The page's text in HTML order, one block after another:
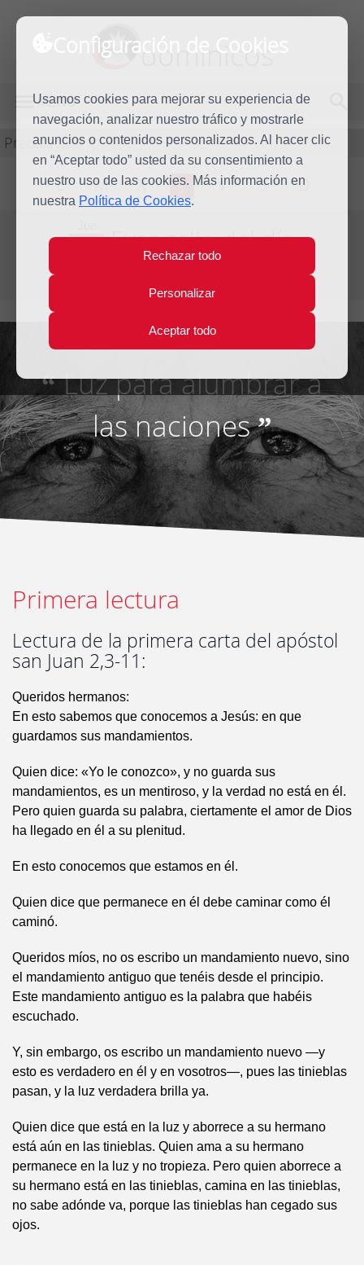
Configuración de Cookies
Usamos cookies para mejorar su experiencia de
navegación, analizar nuestro tráfico y mostrarle
anuncios o contenidos personalizados. Al hacer clic
en “Aceptar todo” usted da su consentimiento a
nuestro uso de las cookies. Más información en
nuestra Política de Cookies.
Rechazar todo
Personalizar
Aceptar todo
dominicos
MENÚ
Predicación
L M X J V S D
29 Evangelio del día
“Luz para alumbrar a
las naciones”
Primera lectura
Lectura de la primera carta del apóstol
san Juan 2,3-11:
Queridos hermanos:
En esto sabemos que conocemos a Jesús: en que
guardamos sus mandamientos.
Quien dice: «Yo le conozco», y no guarda sus
mandamientos, es un mentiroso, y la verdad no está en él.
Pero quien guarda su palabra, ciertamente el amor de Dios
ha llegado en él a su plenitud.
En esto conocemos que estamos en él.
Quien dice que permanece en él debe caminar como él
caminó.
Queridos míos, no os escribo un mandamiento nuevo, sino
el mandamiento antiguo que tenéis desde el principio.
Este mandamiento antiguo es la palabra que habéis
escuchado.
Y, sin embargo, os escribo un mandamiento nuevo —y
esto es verdadero en él y en vosotros—, pues las tinieblas
pasan, y la luz verdadera brilla ya.
Quien dice que está en la luz y aborrece a su hermano
está aún en las tinieblas. Quien ama a su hermano
permanece en la luz y no tropieza. Pero quien aborrece a
su hermano está en las tinieblas, camina en las tinieblas,
no sabe adónde va, porque las tinieblas han cegado sus
ojos.